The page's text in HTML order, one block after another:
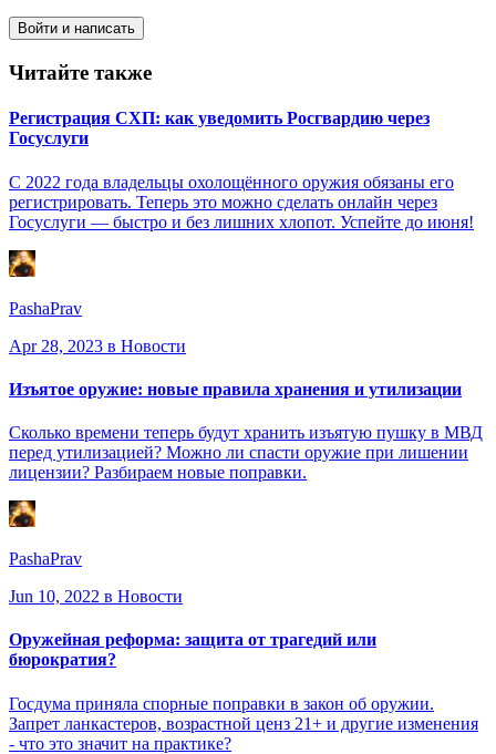
Войти и написать
Читайте также
Регистрация СХП: как уведомить Росгвардию через
Госуслуги
С 2022 года владельцы охолощённого оружия обязаны его
регистрировать. Теперь это можно сделать онлайн через
Госуслуги — быстро и без лишних хлопот. Успейте до июня!
PashaPrav
Apr 28, 2023 в Новости
Изъятое оружие: новые правила хранения и утилизации
Сколько времени теперь будут хранить изъятую пушку в МВД
перед утилизацией? Можно ли спасти оружие при лишении
лицензии? Разбираем новые поправки.
PashaPrav
Jun 10, 2022 в Новости
Оружейная реформа: защита от трагедий или
бюрократия?
Госдума приняла спорные поправки в закон об оружии.
Запрет ланкастеров, возрастной ценз 21+ и другие изменения
- что это значит на практике?